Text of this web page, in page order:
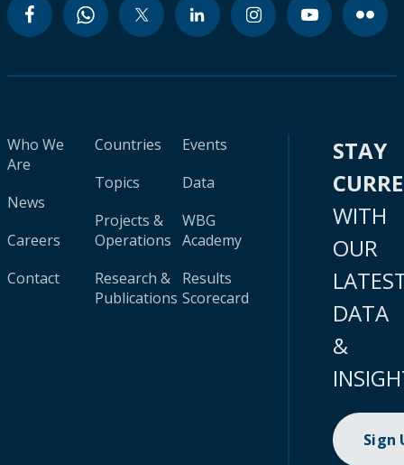
Who We
Are
News
Careers
Contact
Countries
Topics
Projects &
Operations
Research &
Publications
Events
Data
WBG
Academy
Results
Scorecard
STAY
WITH
OUR
DATA
&
Sign